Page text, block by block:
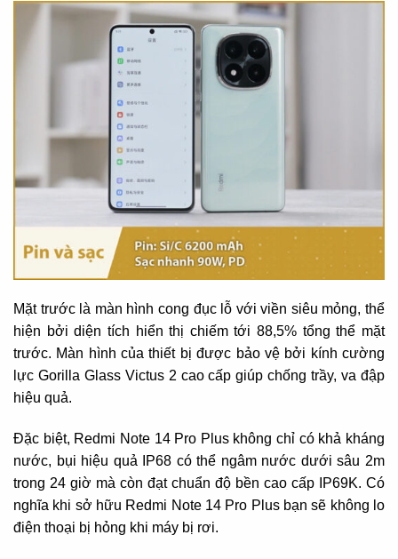
Mặt trước là màn hình cong đục lỗ với viền siêu mỏng, thể
hiện bởi diện tích hiển thị chiếm tới 88,5% tổng thể mặt
trước. Màn hình của thiết bị được bảo vệ bởi kính cường
lực Gorilla Glass Victus 2 cao cấp giúp chống trầy, va đập
hiệu quả.
Đặc biệt, Redmi Note 14 Pro Plus không chỉ có khả kháng
nước, bụi hiệu quả IP68 có thể ngâm nước dưới sâu 2m
trong 24 giờ mà còn đạt chuẩn độ bền cao cấp IP69K. Có
nghĩa khi sở hữu Redmi Note 14 Pro Plus bạn sẽ không lo
điện thoại bị hỏng khi máy bị rơi.